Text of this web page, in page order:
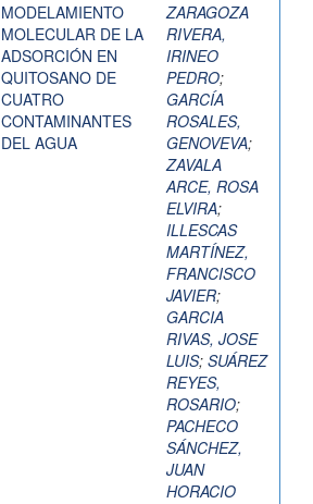
MODELAMIENTO
MOLECULAR DE LA
ADSORCIÓN EN
QUITOSANO DE
CUATRO
CONTAMINANTES
DEL AGUA
ZARAGOZA
RIVERA,
IRINEO
PEDRO;
GARCÍA
ROSALES,
GENOVEVA;
ZAVALA
ARCE, ROSA
ELVIRA;
ILLESCAS
MARTÍNEZ,
FRANCISCO
JAVIER;
GARCIA
RIVAS, JOSE
LUIS; SUÁREZ
REYES,
ROSARIO;
PACHECO
SÁNCHEZ,
JUAN
HORACIO